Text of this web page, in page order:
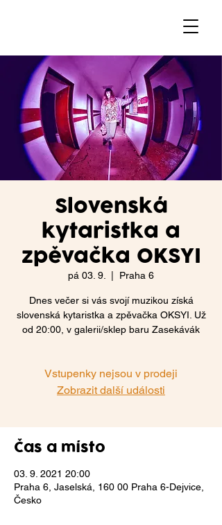
Slovenská
kytaristka a
zpěvačka OKSYI
pá 03. 9. Praha 6
Dnes večer si vás svojí muzikou získá
slovenská kytaristka a zpěvačka OKSYI. Už
od 20:00, v galerii/sklep baru Zasekávák
Vstupenky nejsou v prodeji
Zobrazit další události
Čas a místo
03. 9. 2021 20:00
Praha 6, Jaselská, 160 00 Praha 6-Dejvice,
Česko